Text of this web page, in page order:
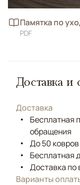
Памятка по
PDF
Доставка и
Доставка
Бесплатная
обращения
До 50
Бесплатная
Доставка по
Варианты